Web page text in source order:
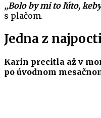
„Bolo by mi to ľúto,
s plačom.
Jedna z
Karin precitla až v
po úvodnom